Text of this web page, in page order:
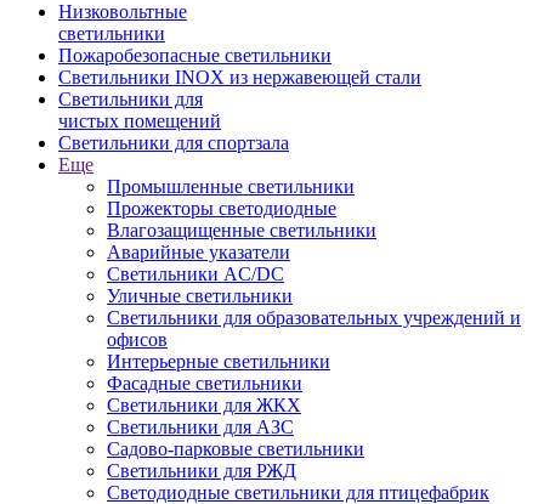
Низковольтные
светильники
Пожаробезопасные светильники
Светильники INOX из нержавеющей стали
Светильники для
чистых помещений
Светильники для спортзала
Еще
Промышленные светильники
Прожекторы светодиодные
Влагозащищенные светильники
Аварийные указатели
Светильники AC/DC
Уличные светильники
Светильники для образовательных учреждений и
офисов
Интерьерные светильники
Фасадные светильники
Светильники для ЖКХ
Светильники для АЗС
Садово-парковые светильники
Светильники для РЖД
Светодиодные светильники для птицефабрик